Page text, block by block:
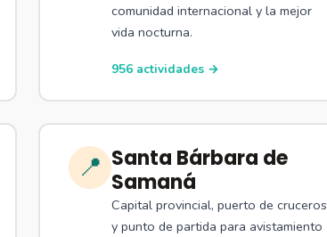
comunidad internacional y la mejor
vida nocturna.
956 actividades →
📍 Santa Bárbara de
Samaná
Capital provincial, puerto de cruceros
y punto de partida para avistamiento